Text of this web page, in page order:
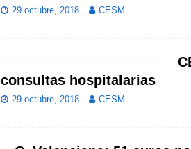
29 octubre, 2018 CESM
consultas hospitalarias
29 octubre, 2018 CESM